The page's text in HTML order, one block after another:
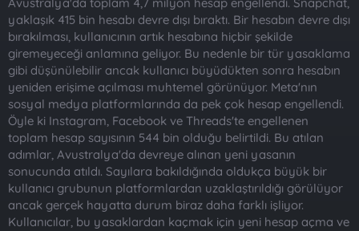
yaklaşık 415 bin hesabı devre dışı bıraktı. Bir hesabın devre dışı
bırakılması, kullanıcının artık hesabına hiçbir şekilde
giremeyeceği anlamına geliyor. Bu nedenle bir tür yasaklama
gibi düşünülebilir ancak kullanıcı büyüdükten sonra hesabın
yeniden erişime açılması muhtemel görünüyor. Meta'nın
sosyal medya platformlarında da pek çok hesap engellendi.
Öyle ki Instagram, Facebook ve Threads'te engellenen
toplam hesap sayısının 544 bin olduğu belirtildi. Bu atılan
adımlar, Avustralya'da devreye alınan yeni yasanın
sonucunda atıldı. Sayılara bakıldığında oldukça büyük bir
kullanıcı grubunun platformlardan uzaklaştırıldığı görülüyor
ancak gerçek hayatta durum biraz daha farklı işliyor.
Kullanıcılar, bu yasaklardan kaçmak için yeni hesap açma ve